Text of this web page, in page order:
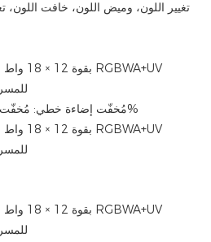
تغيير اللون، وميض اللون، خافت اللون،
مُخفّت إضاءة خطي: ​​مُخفّت إضاءة خطي من 0 إلى 100%